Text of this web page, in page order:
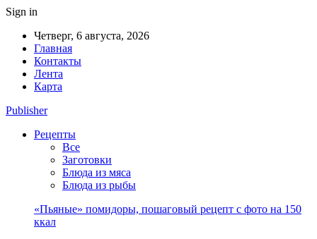
Sign in
Четверг, 6 августа, 2026
Главная
Контакты
Лента
Карта
Publisher
Рецепты
Все
Заготовки
Блюда из мяса
Блюда из рыбы
«Пьяные» помидоры, пошаговый рецепт с фото на 150
ккал